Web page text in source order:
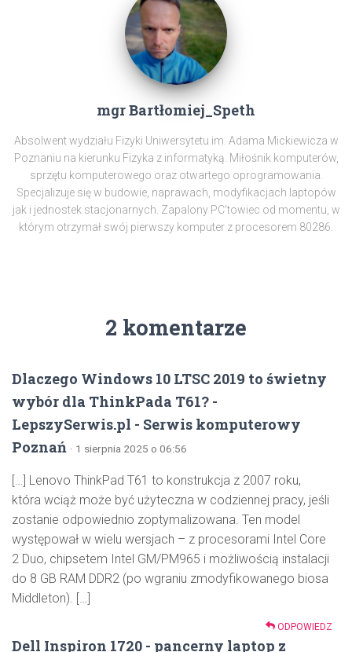
mgr Bartłomiej_Speth
Absolwent wydziału Fizyki Uniwersytetu im. Adama Mickiewicza w
Poznaniu na kierunku Fizyka z informatyką. Miłośnik komputerów,
sprzętu komputerowego oraz otwartego oprogramowania.
Specjalizuje się w budowie, naprawach, modyfikacjach laptopów
jak i jednostek stacjonarnych. Zapalony PC'towiec od momentu, w
którym otrzymał swój pierwszy komputer z procesorem 80286.
2 komentarze
Dlaczego Windows 10 LTSC 2019 to świetny
wybór dla ThinkPada T61? -
LepszySerwis.pl - Serwis komputerowy
Poznań · 1 sierpnia 2025 o 06:56
[…] Lenovo ThinkPad T61 to konstrukcja z 2007 roku,
która wciąż może być użyteczna w codziennej pracy, jeśli
zostanie odpowiednio zoptymalizowana. Ten model
występował w wielu wersjach – z procesorami Intel Core
2 Duo, chipsetem Intel GM/PM965 i możliwością instalacji
do 8 GB RAM DDR2 (po wgraniu zmodyfikowanego biosa
Middleton). […]
ODPOWIEDZ
Dell Inspiron 1720 - pancerny laptop z